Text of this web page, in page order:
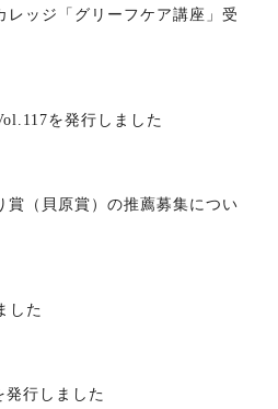
レッジ「グリーフケア講座」受
を発行しました
賞（貝原賞）の推薦募集につい
した
行しました